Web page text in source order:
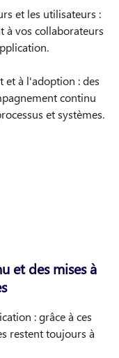
et les utilisateurs :
à vos collaborateurs
et à l'adoption : des
continu
et systèmes​.
et des mises à
: grâce à ces
restent toujours à